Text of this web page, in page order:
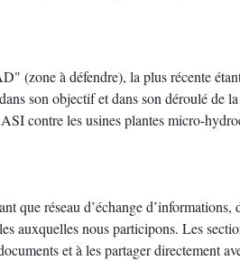
(zone à défendre), la plus récente
son objectif et dans son déroulé de
contre les usines plantes micro-
que réseau d’échange d’informations,
auxquelles nous participons. Les
et à les partager directement